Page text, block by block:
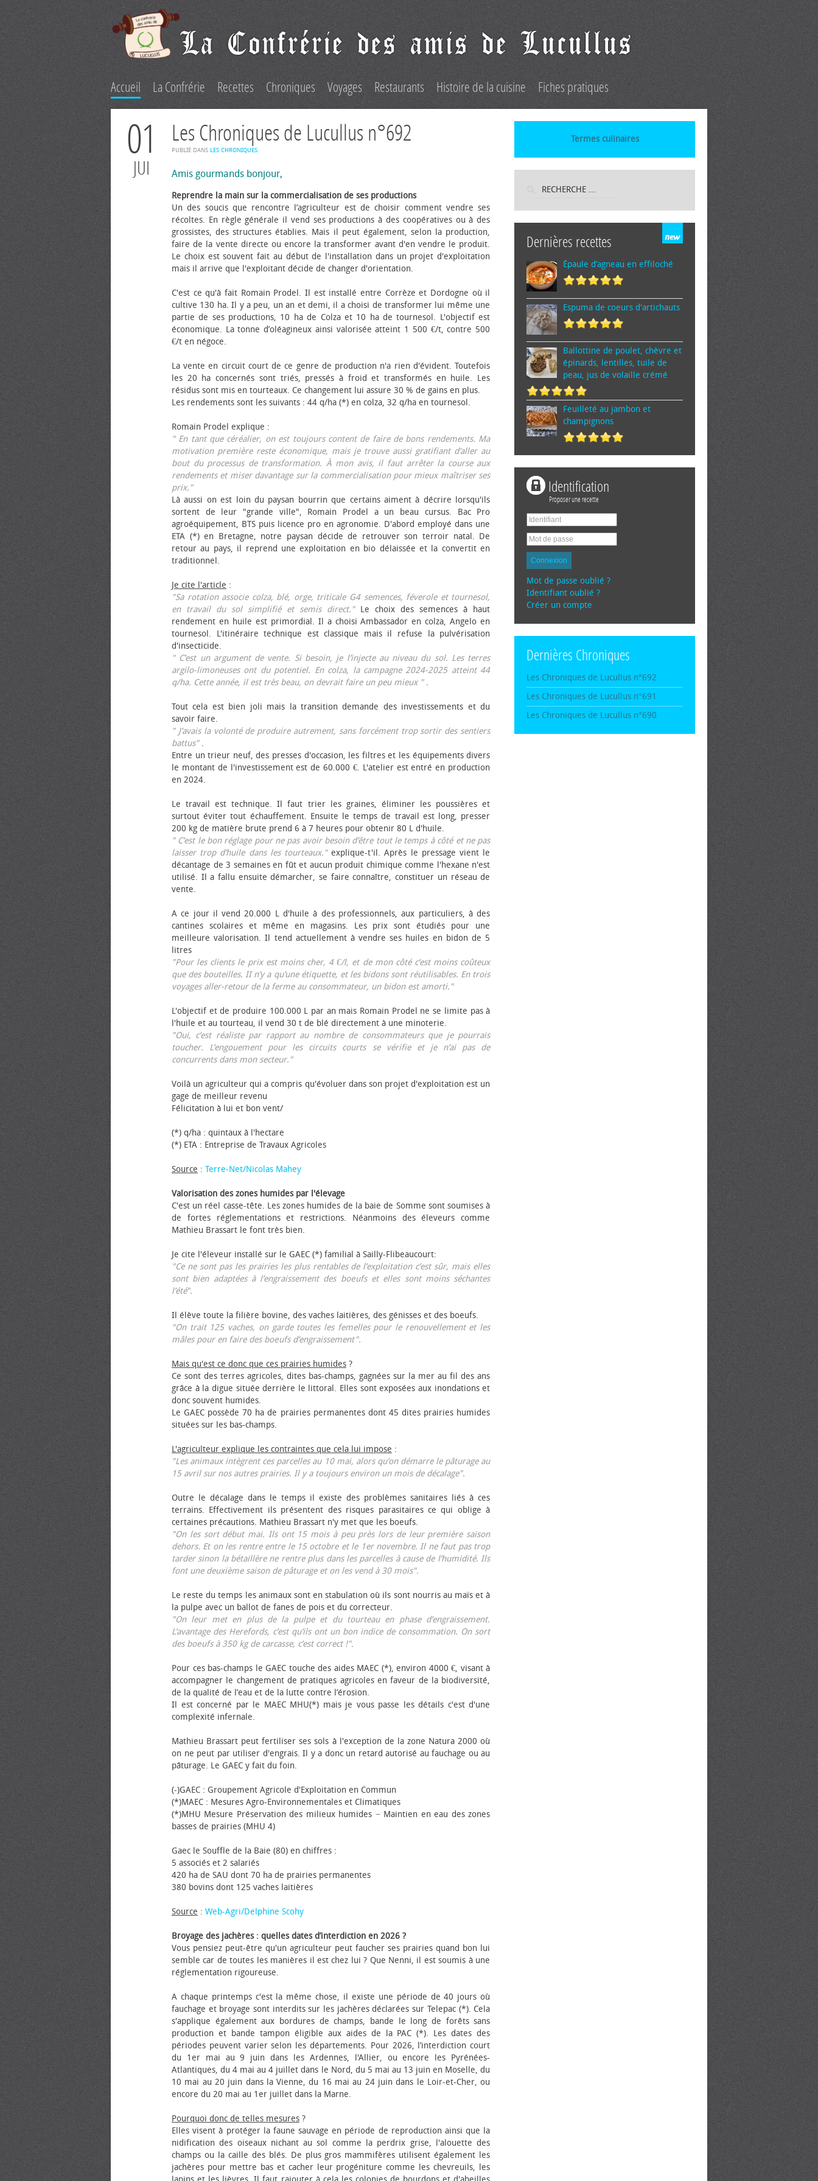
Accueil La Confrérie Recettes Chroniques Voyages Restaurants Histoire de la cuisine Fiches pratiques
01
JUI
Les Chroniques de Lucullus n°692
PUBLIÉ DANS LES CHRONIQUES.
Amis gourmands bonjour,
Reprendre la main sur la commercialisation de ses productions
Un des soucis que rencontre l’agriculteur est de choisir comment vendre ses
récoltes. En règle générale il vend ses productions à des coopératives ou à des
grossistes, des structures établies. Mais il peut également, selon la production,
faire de la vente directe ou encore la transformer avant d'en vendre le produit.
Le choix est souvent fait au début de l'installation dans un projet d'exploitation
mais il arrive que l'exploitant décide de changer d'orientation.
C'est ce qu'à fait Romain Prodel. Il est installé entre Corrèze et Dordogne où il
cultive 130 ha. Il y a peu, un an et demi, il a choisi de transformer lui même une
partie de ses productions, 10 ha de Colza et 10 ha de tournesol. L'objectif est
économique. La tonne d’oléagineux ainsi valorisée atteint 1 500 €/t, contre 500
€/t en négoce.
La vente en circuit court de ce genre de production n'a rien d'évident. Toutefois
les 20 ha concernés sont triés, pressés à froid et transformés en huile. Les
résidus sont mis en tourteaux. Ce changement lui assure 30 % de gains en plus.
Les rendements sont les suivants : 44 q/ha (*) en colza, 32 q/ha en tournesol.
Romain Prodel explique :
" En tant que céréalier, on est toujours content de faire de bons rendements. Ma
motivation première reste économique, mais je trouve aussi gratifiant d’aller au
bout du processus de transformation. À mon avis, il faut arrêter la course aux
rendements et miser davantage sur la commercialisation pour mieux maîtriser ses
prix."
Là aussi on est loin du paysan bourrin que certains aiment à décrire lorsqu'ils
sortent de leur "grande ville", Romain Prodel a un beau cursus. Bac Pro
agroéquipement, BTS puis licence pro en agronomie. D'abord employé dans une
ETA (*) en Bretagne, notre paysan décide de retrouver son terroir natal. De
retour au pays, il reprend une exploitation en bio délaissée et la convertit en
traditionnel.
Je cite l'article :
"Sa rotation associe colza, blé, orge, triticale G4 semences, féverole et tournesol,
en travail du sol simplifié et semis direct."Le choix des semences à haut
rendement en huile est primordial. Il a choisi Ambassador en colza, Angelo en
tournesol. L'itinéraire technique est classique mais il refuse la pulvérisation
d'insecticide.
" C’est un argument de vente. Si besoin, je l’injecte au niveau du sol. Les terres
argilo-limoneuses ont du potentiel. En colza, la campagne 2024-2025 atteint 44
q/ha. Cette année, il est très beau, on devrait faire un peu mieux ".
Tout cela est bien joli mais la transition demande des investissements et du
savoir faire.
" J’avais la volonté de produire autrement, sans forcément trop sortir des sentiers
battus".
Entre un trieur neuf, des presses d'occasion, les filtres et les équipements divers
le montant de l'investissement est de 60.000 €. L'atelier est entré en production
en 2024.
Le travail est technique. Il faut trier les graines, éliminer les poussières et
surtout éviter tout échauffement. Ensuite le temps de travail est long, presser
200 kg de matière brute prend 6 à 7 heures pour obtenir 80 L d'huile.
" C’est le bon réglage pour ne pas avoir besoin d’être tout le temps à côté et ne pas
laisser trop d’huile dans les tourteaux."explique-t'il. Après le pressage vient le
décantage de 3 semaines en fût et aucun produit chimique comme l'hexane n'est
utilisé. Il a fallu ensuite démarcher, se faire connaître, constituer un réseau de
vente.
A ce jour il vend 20.000 L d'huile à des professionnels, aux particuliers, à des
cantines scolaires et même en magasins. Les prix sont étudiés pour une
meilleure valorisation. Il tend actuellement à vendre ses huiles en bidon de 5
litres
"Pour les clients le prix est moins cher, 4 €/l, et de mon côté c’est moins coûteux
que des bouteilles. II n’y a qu’une étiquette, et les bidons sont réutilisables. En trois
voyages aller-retour de la ferme au consommateur, un bidon est amorti."
L'objectif et de produire 100.000 L par an mais Romain Prodel ne se limite pas à
l'huile et au tourteau, il vend 30 t de blé directement à une minoterie.
"Oui, c’est réaliste par rapport au nombre de consommateurs que je pourrais
toucher. L’engouement pour les circuits courts se vérifie et je n’ai pas de
concurrents dans mon secteur."
Voilà un agriculteur qui a compris qu'évoluer dans son projet d'exploitation est un
gage de meilleur revenu
Félicitation à lui et bon vent/
(*) q/ha : quintaux à l'hectare
(*) ETA : Entreprise de Travaux Agricoles
Source : Terre-Net/Nicolas Mahey
Valorisation des zones humides par l'élevage
C'est un réel casse-tête. Les zones humides de la baie de Somme sont soumises à
de fortes réglementations et restrictions. Néanmoins des éleveurs comme
Mathieu Brassart le font très bien.
Je cite l'éleveur installé sur le GAEC (*) familial à Sailly-Flibeaucourt:
"Ce ne sont pas les prairies les plus rentables de l’exploitation c’est sûr, mais elles
sont bien adaptées à l’engraissement des bœufs et elles sont moins séchantes
l’été".
Il élève toute la filière bovine, des vaches laitières, des génisses et des bœufs.
"On trait 125 vaches, on garde toutes les femelles pour le renouvellement et les
mâles pour en faire des bœufs d’engraissement".
Mais qu'est ce donc que ces prairies humides ?
Ce sont des terres agricoles, dites bas-champs, gagnées sur la mer au fil des ans
grâce à la digue située derrière le littoral. Elles sont exposées aux inondations et
donc souvent humides.
Le GAEC possède 70 ha de prairies permanentes dont 45 dites prairies humides
situées sur les bas-champs.
L'agriculteur explique les contraintes que cela lui impose :
"Les animaux intègrent ces parcelles au 10 mai, alors qu’on démarre le pâturage au
15 avril sur nos autres prairies. Il y a toujours environ un mois de décalage".
Outre le décalage dans le temps il existe des problèmes sanitaires liés à ces
terrains. Effectivement ils présentent des risques parasitaires ce qui oblige à
certaines précautions. Mathieu Brassart n'y met que les bœufs.
"On les sort début mai. Ils ont 15 mois à peu près lors de leur première saison
dehors. Et on les rentre entre le 15 octobre et le 1er novembre. Il ne faut pas trop
tarder sinon la bétaillère ne rentre plus dans les parcelles à cause de l’humidité. Ils
font une deuxième saison de pâturage et on les vend à 30 mois".
Le reste du temps les animaux sont en stabulation où ils sont nourris au maïs et à
la pulpe avec un ballot de fanes de pois et du correcteur.
"On leur met en plus de la pulpe et du tourteau en phase d’engraissement.
L’avantage des Herefords, c’est qu’ils ont un bon indice de consommation. On sort
des bœufs à 350 kg de carcasse, c’est correct !".
Pour ces bas-champs le GAEC touche des aides MAEC (*), environ 4000 €, visant à
accompagner le changement de pratiques agricoles en faveur de la biodiversité,
de la qualité de l’eau et de la lutte contre l’érosion.
Il est concerné par le MAEC MHU(*) mais je vous passe les détails c'est d'une
complexité infernale.
Mathieu Brassart peut fertiliser ses sols à l'exception de la zone Natura 2000 où
on ne peut par utiliser d'engrais. Il y a donc un retard autorisé au fauchage ou au
pâturage. Le GAEC y fait du foin.
(-)GAEC : Groupement Agricole d'Exploitation en Commun
(*)MAEC : Mesures Agro-Environnementales et Climatiques
(*)MHU Mesure Préservation des milieux humides − Maintien en eau des zones
basses de prairies (MHU 4)
Gaec le Souffle de la Baie (80) en chiffres :
5 associés et 2 salariés
420 ha de SAU dont 70 ha de prairies permanentes
380 bovins dont 125 vaches laitières
Source : Web-Agri/Delphine Scohy
Broyage des jachères : quelles dates d’interdiction en 2026 ?
Vous pensiez peut-être qu'un agriculteur peut faucher ses prairies quand bon lui
semble car de toutes les manières il est chez lui ? Que Nenni, il est soumis à une
réglementation rigoureuse.
A chaque printemps c'est la même chose, il existe une période de 40 jours où
fauchage et broyage sont interdits sur les jachères déclarées sur Telepac (*). Cela
s'applique également aux bordures de champs, bande le long de forêts sans
production et bande tampon éligible aux aides de la PAC (*). Les dates des
périodes peuvent varier selon les départements. Pour 2026, l’interdiction court
du 1er mai au 9 juin dans les Ardennes, l'Allier, ou encore les Pyrénées-
Atlantiques, du 4 mai au 4 juillet dans le Nord, du 5 mai au 13 juin en Moselle, du
10 mai au 20 juin dans la Vienne, du 16 mai au 24 juin dans le Loir-et-Cher, ou
encore du 20 mai au 1er juillet dans la Marne.
Pourquoi donc de telles mesures ?
Elles visent à protéger la faune sauvage en période de reproduction ainsi que la
nidification des oiseaux nichant au sol comme la perdrix grise, l'alouette des
champs ou la caille des blés. De plus gros mammifères utilisent également les
jachères pour mettre bas et cacher leur progéniture comme les chevreuils, les
Termes culinaires
Dernières recettes
Épaule d’agneau en effiloché
Espuma de cœurs d'artichauts
Ballottine de poulet, chèvre et
épinards, lentilles, tuile de
peau, jus de volaille crémé
Feuilleté au jambon et
champignons
Identification
Proposer une recette
Connexion
Mot de passe oublié ?
Identifiant oublié ?
Créer un compte
Dernières Chroniques
Les Chroniques de Lucullus n°692
Les Chroniques de Lucullus n°691
Les Chroniques de Lucullus n°690